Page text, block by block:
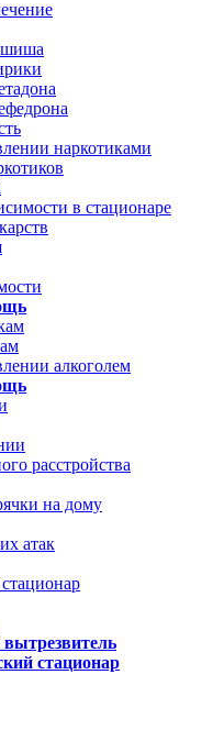
наркотиками
в стационаре
алкоголем
расстройства
на дому
атак
стационар